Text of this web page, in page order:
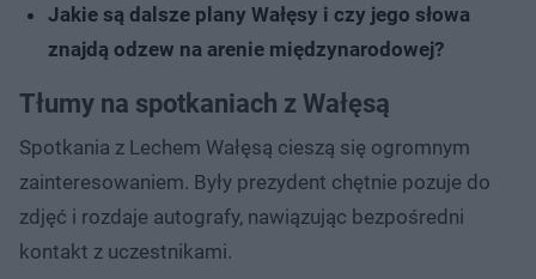
Jakie są dalsze plany Wałęsy i czy jego słowa
znajdą odzew na arenie międzynarodowej?
Tłumy na spotkaniach z Wałęsą
Spotkania z Lechem Wałęsą cieszą się ogromnym
zainteresowaniem. Były prezydent chętnie pozuje do
zdjęć i rozdaje autografy, nawiązując bezpośredni
kontakt z uczestnikami.